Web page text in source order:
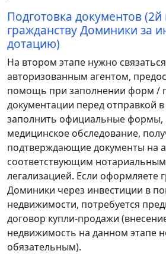
Подготовка документов
гражданству Доминики за
дотацию)
На втором этапе нужно
авторизованным агентом,
помощь при заполнении форм /
документации перед отправкой
заполнить официальные формы,
медицинское обследование,
подтверждающие документы на
соответствующим
легализацией. Если оформляете
Доминики через инвестиции в
недвижимости, потребуется
договор купли-продажи
недвижимость на данном этапе
обязательным).